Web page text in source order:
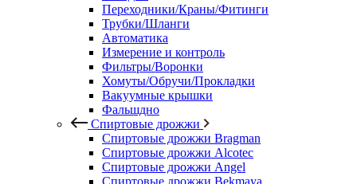
Переходники/Краны/Фитинги
Трубки/Шланги
Автоматика
Измерение и контроль
Фильтры/Воронки
Хомуты/Обручи/Прокладки
Вакуумные крышки
Фальшдно
Спиртовые дрожжи
Спиртовые дрожжи Bragman
Спиртовые дрожжи Alcotec
Спиртовые дрожжи Angel
Спиртовые дрожжи Bekmaya